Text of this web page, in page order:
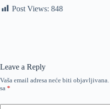
Post Views: 848
Leave a Reply
Vaša email adresa neće biti objavljivana.
sa *